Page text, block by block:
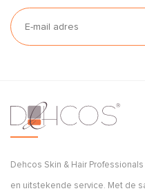
Dehcos Skin & Hair
en uitstekende service. Met de